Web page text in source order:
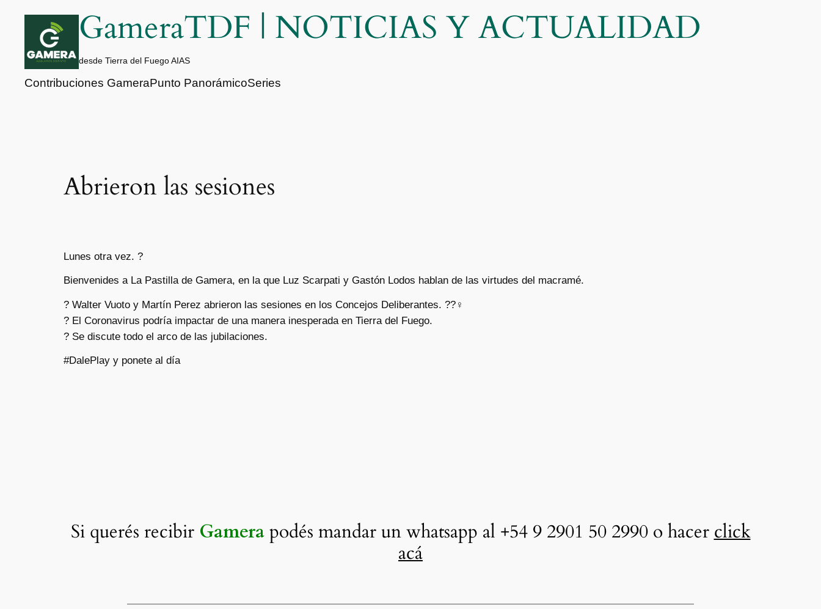
contenido
GameraTDF | NOTICIAS Y ACTUALIDAD
desde Tierra del Fuego AIAS
Contribuciones GameraPunto PanorámicoSeries
Abrieron las sesiones
Lunes otra vez. ?
Bienvenides a La Pastilla de Gamera, en la que Luz Scarpati y Gastón Lodos hablan de las virtudes del macramé.
? Walter Vuoto y Martín Perez abrieron las sesiones en los Concejos Deliberantes. ??‍♀
? El Coronavirus podría impactar de una manera inesperada en Tierra del Fuego.
? Se discute todo el arco de las jubilaciones.
#DalePlay y ponete al día
Si querés recibir Gamerapodés mandar un whatsapp al +54 9 2901 50 2990 o hacer click
acá